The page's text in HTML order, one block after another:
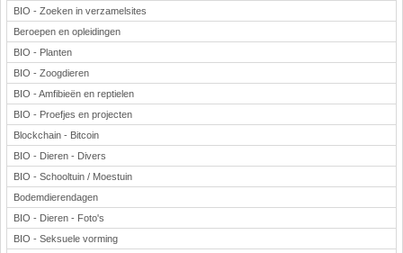
BIO - Zoeken in verzamelsites
Beroepen en opleidingen
BIO - Planten
BIO - Zoogdieren
BIO - Amfibieën en reptielen
BIO - Proefjes en projecten
Blockchain - Bitcoin
BIO - Dieren - Divers
BIO - Schooltuin / Moestuin
Bodemdierendagen
BIO - Dieren - Foto's
BIO - Seksuele vorming